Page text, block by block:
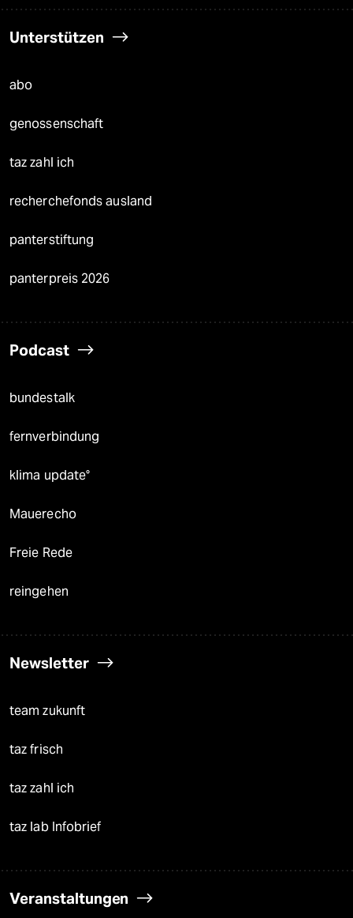
Unterstützen
abo
genossenschaft
taz zahl ich
recherchefonds ausland
panterstiftung
panterpreis 2026
Podcast
bundestalk
fernverbindung
klima update°
Mauerecho
Freie Rede
reingehen
Newsletter
team zukunft
taz frisch
taz zahl ich
taz lab Infobrief
Veranstaltungen